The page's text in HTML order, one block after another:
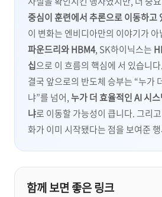
중심이 훈련에서 추론으로 이동하고
이 변화는 엔비디아만의 이야기가
파운드리와 HBM4, SK하이닉스는
십으로 이 흐름의 핵심에 서 있습니다.
결국 앞으로의 반도체 승부는 “누가
냐”를 넘어,누가 더 효율적인 AI 시
냐로 이동할 가능성이 큽니다. 그리
화가 이미 시작됐다는 점을 보여준
함께 보면 좋은 링크